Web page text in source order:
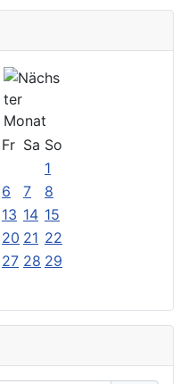
Fr Sa So
1
6 7
8
13 14 15
20 21 22
27 28 29